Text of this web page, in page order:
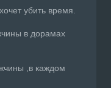
убить время.
в дорамах
,в каждом